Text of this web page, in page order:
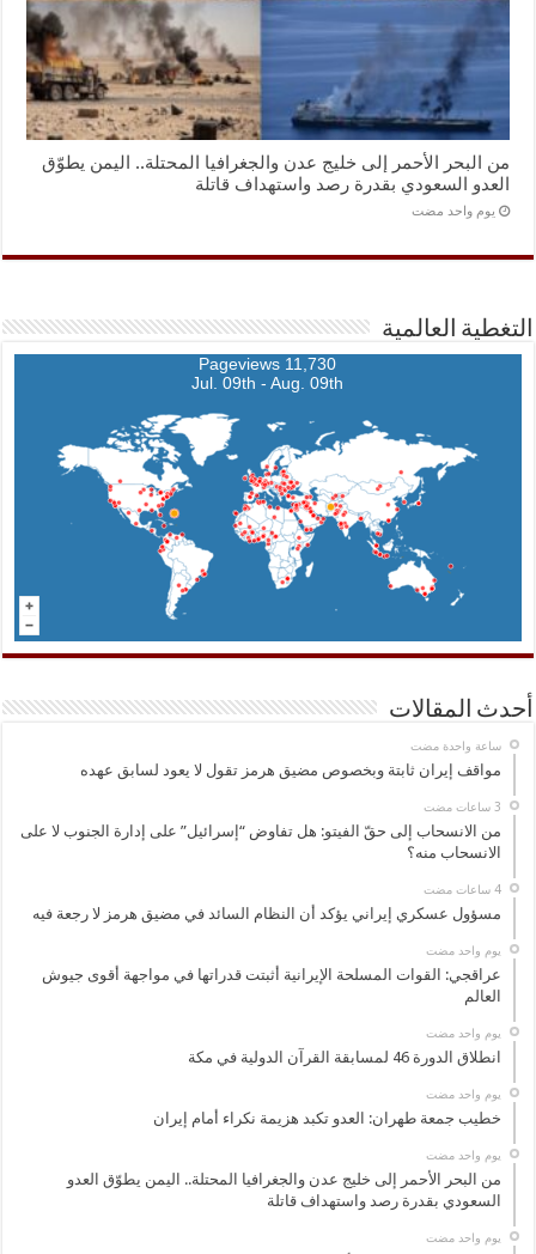
من البحر الأحمر إلى خليج عدن والجغرافيا المحتلة.. اليمن يطوّق
العدو السعودي بقدرة رصد واستهداف قاتلة
‏يوم واحد مضت
التغطية العالمية
11,730 Pageviews
Jul. 09th - Aug. 09th
أحدث المقالات
‏ساعة واحدة مضت
مواقف إيران ثابتة وبخصوص مضيق هرمز تقول لا يعود لسابق عهده
من الانسحاب إلى حقّ الفيتو: هل تفاوض “إسرائيل” على إدارة الجنوب لا على
الانسحاب منه؟
‏4 ساعات مضت
مسؤول عسكري إيراني يؤكد أن النظام السائد في مضيق هرمز لا رجعة فيه
‏يوم واحد مضت
عراقجي: القوات المسلحة الإيرانية أثبتت قدراتها في مواجهة أقوى جيوش
العالم
‏يوم واحد مضت
انطلاق الدورة 46 لمسابقة القرآن الدولية في مكة
‏يوم واحد مضت
خطيب جمعة طهران: العدو تكبد هزيمة نكراء أمام إيران
‏يوم واحد مضت
من البحر الأحمر إلى خليج عدن والجغرافيا المحتلة.. اليمن يطوّق العدو
السعودي بقدرة رصد واستهداف قاتلة
‏يوم واحد مضت